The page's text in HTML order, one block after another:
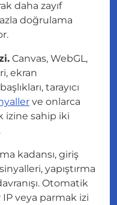
daha zayıf
doğrulama
Canvas, WebGL,
ekran
tarayıcı
ve onlarca
izine sahip iki
kadansı, giriş
yapıştırma
Otomatik
veya parmak izi